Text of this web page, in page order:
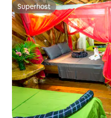
Superhost
Superhost